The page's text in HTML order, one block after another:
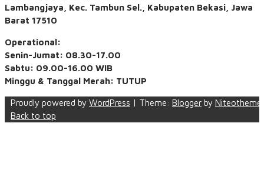
Lambangjaya, Kec. Tambun Sel., Kabupaten Bekasi, Jawa
Barat 17510
Operational:
Senin-Jumat: 08.30-17.00
Sabtu: 09.00-16.00 WIB
Minggu & Tanggal Merah: TUTUP
Proudly powered by WordPress | Theme: Blogger by
Back to top